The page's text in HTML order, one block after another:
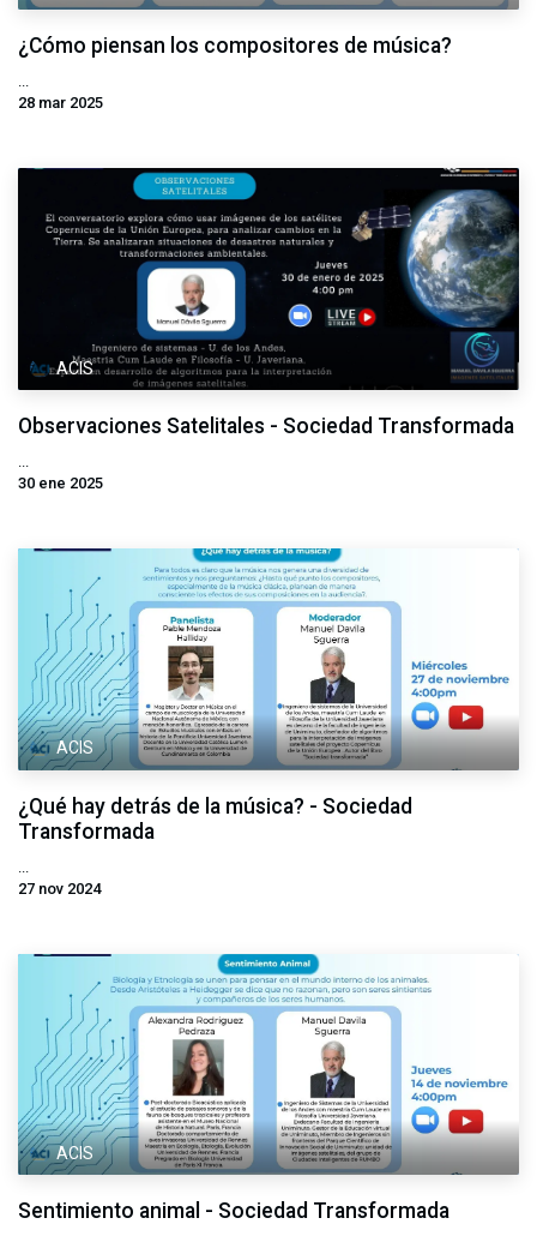
¿Cómo piensan los compositores de música?
...
28 mar 2025
ACIS
Observaciones Satelitales - Sociedad Transformada
...
30 ene 2025
ACIS
¿Qué hay detrás de la música? - Sociedad
Transformada
27 nov 2024
ACIS
Sentimiento animal - Sociedad Transformada